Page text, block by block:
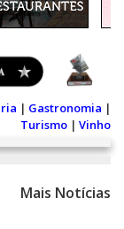
| Gastronomia |
Turismo | Vinho
Mais Notícias